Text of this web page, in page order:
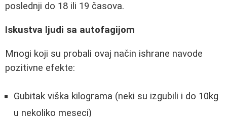
poslednji do 18 ili 19 časova.
Iskustva ljudi sa autofagijom
Mnogi koji su probali ovaj način ishrane navode
pozitivne efekte:
Gubitak viška kilograma (neki su izgubili i do 10kg
u nekoliko meseci)